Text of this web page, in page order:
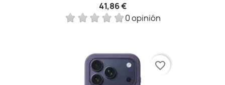
41,86 €
0 opinión
favorite_border